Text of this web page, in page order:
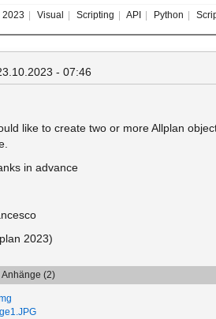
2023 Visual Scripting API Python
- 07:46
like to create two or more Allplan
in advance
2023)
Anhänge (2)